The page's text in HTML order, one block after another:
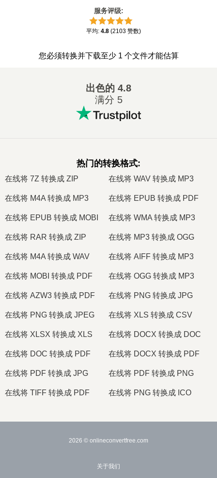
服务评级:
平均: 4.8 (2103 赞数)
您必须转换并下载至少 1 个文件才能估算
出色的 4.8
满分 5
热门的转换格式:
在线将 7Z 转换成 ZIP 在线将 WAV 转换成 MP3
在线将 M4A 转换成 MP3 在线将 EPUB 转换成 PDF
在线将 EPUB 转换成 MOBI 在线将 WMA 转换成 MP3
在线将 RAR 转换成 ZIP 在线将 MP3 转换成 OGG
在线将 M4A 转换成 WAV 在线将 AIFF 转换成 MP3
在线将 MOBI 转换成 PDF 在线将 OGG 转换成 MP3
在线将 AZW3 转换成 PDF 在线将 PNG 转换成 JPG
在线将 PNG 转换成 JPEG 在线将 XLS 转换成 CSV
在线将 XLSX 转换成 XLS 在线将 DOCX 转换成 DOC
在线将 DOC 转换成 PDF 在线将 DOCX 转换成 PDF
在线将 PDF 转换成 JPG 在线将 PDF 转换成 PNG
在线将 TIFF 转换成 PDF 在线将 PNG 转换成 ICO
2026 © onlineconvertfree.com
关于我们